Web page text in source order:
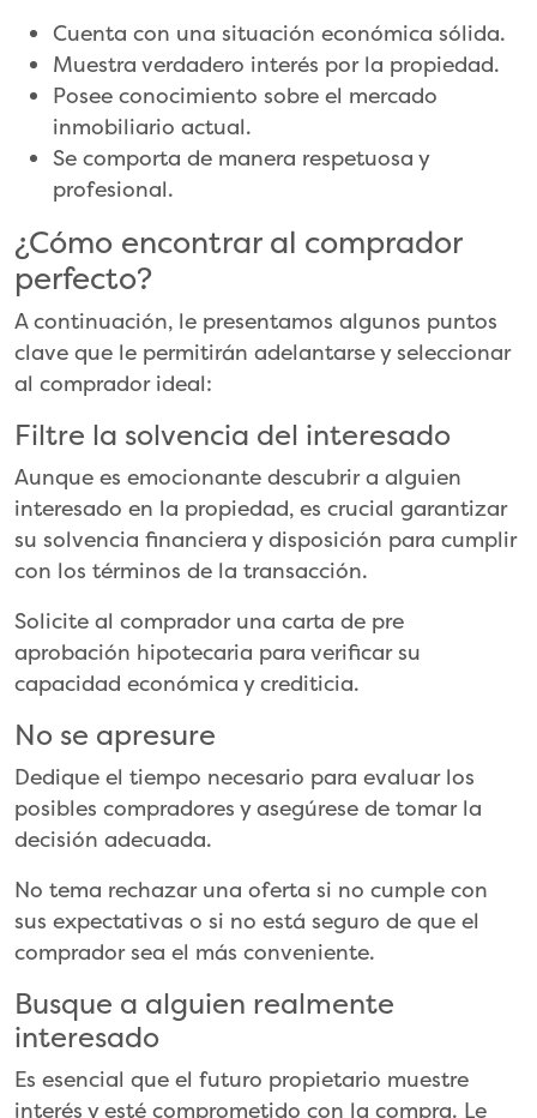
Cuenta con una situación económica sólida.
Muestra verdadero interés por la propiedad.
Posee conocimiento sobre el mercado
inmobiliario actual.
Se comporta de manera respetuosa y
profesional.
¿Cómo encontrar al comprador
perfecto?
A continuación, le presentamos algunos puntos
clave que le permitirán adelantarse y seleccionar
al comprador ideal:
Filtre la solvencia del interesado
Aunque es emocionante descubrir a alguien
interesado en la propiedad, es crucial garantizar
su solvencia financiera y disposición para cumplir
con los términos de la transacción.
Solicite al comprador una carta de pre
aprobación hipotecaria para verificar su
capacidad económica y crediticia.
No se apresure
Dedique el tiempo necesario para evaluar los
posibles compradores y asegúrese de tomar la
decisión adecuada.
No tema rechazar una oferta si no cumple con
sus expectativas o si no está seguro de que el
comprador sea el más conveniente.
Busque a alguien realmente
interesado
Es esencial que el futuro propietario muestre
interés y esté comprometido con la compra. Le